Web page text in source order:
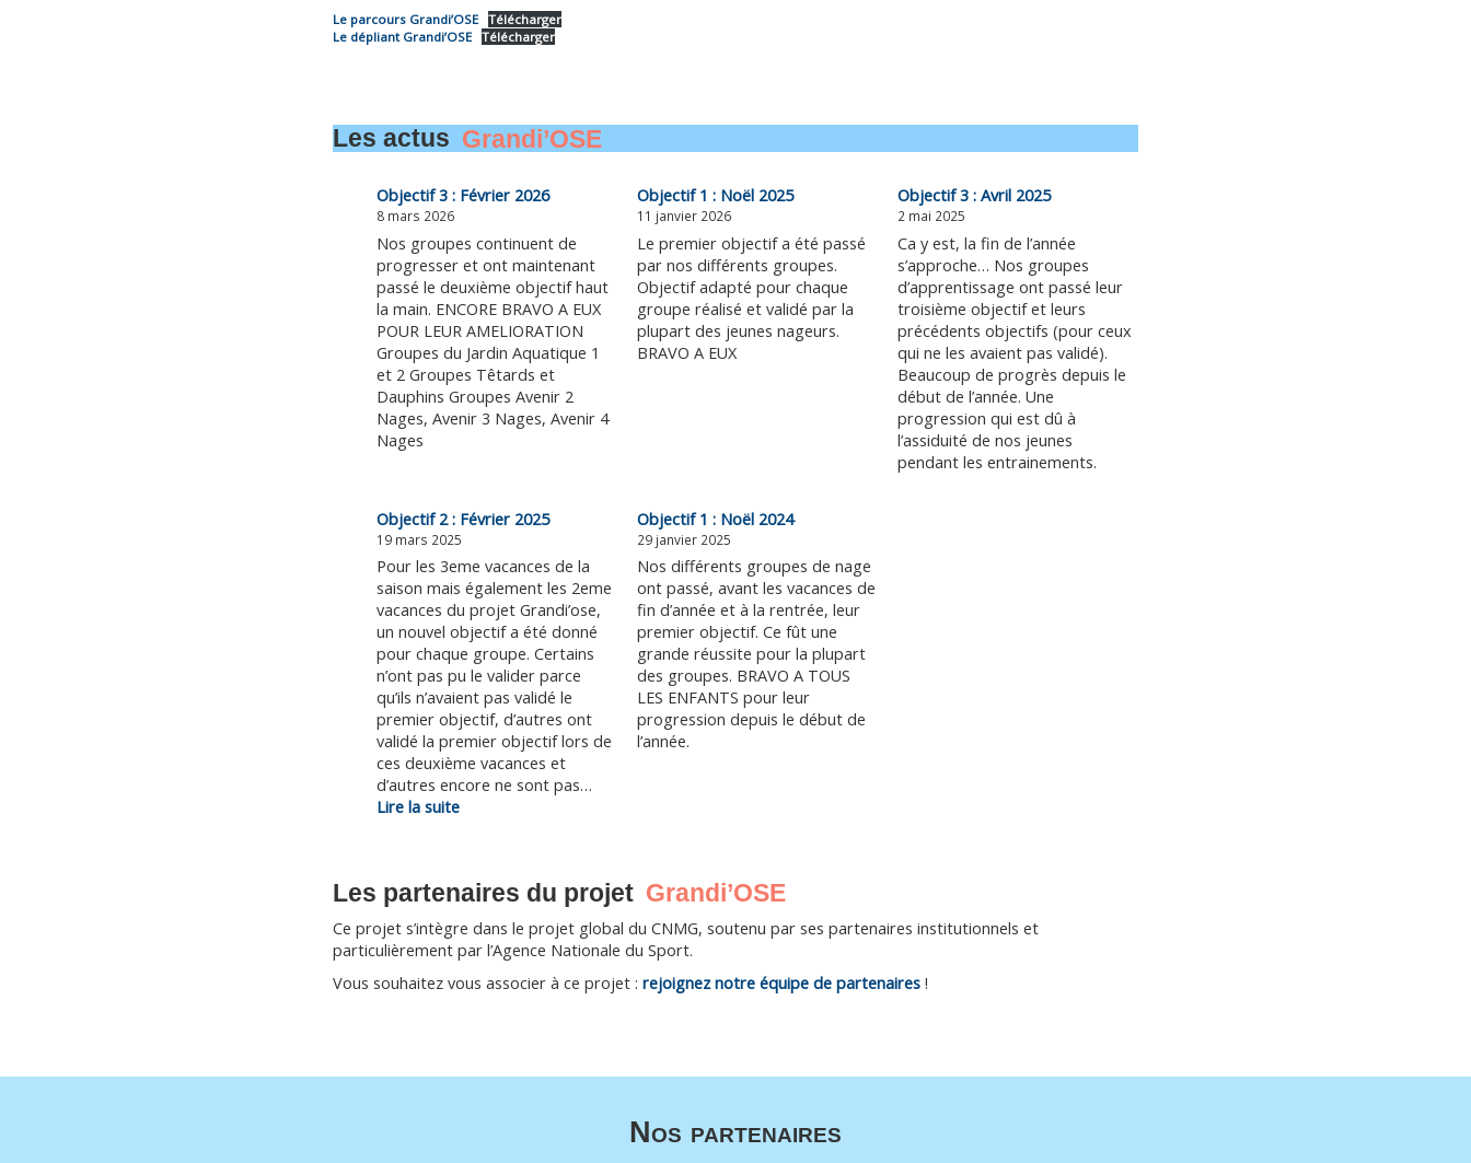
Le parcours Grandi’OSE Télécharger
Le dépliant Grandi’OSE Télécharger
Les actus Grandi’OSE
Objectif 3 : Février 2026
8 mars 2026
Nos groupes continuent de
progresser et ont maintenant
passé le deuxième objectif haut
la main. ENCORE BRAVO A EUX
POUR LEUR AMELIORATION
Groupes du Jardin Aquatique 1
et 2 Groupes Têtards et
Dauphins Groupes Avenir 2
Nages, Avenir 3 Nages, Avenir 4
Nages
Objectif 1 : Noël 2025
11 janvier 2026
Le premier objectif a été passé
par nos différents groupes.
Objectif adapté pour chaque
groupe réalisé et validé par la
plupart des jeunes nageurs.
BRAVO A EUX
Objectif 3 : Avril 2025
2 mai 2025
Ca y est, la fin de l’année
s’approche… Nos groupes
d’apprentissage ont passé leur
troisième objectif et leurs
précédents objectifs (pour ceux
qui ne les avaient pas validé).
Beaucoup de progrès depuis le
début de l’année. Une
progression qui est dû à
l’assiduité de nos jeunes
pendant les entrainements.
Objectif 2 : Février 2025
19 mars 2025
Pour les 3eme vacances de la
saison mais également les 2eme
vacances du projet Grandi’ose,
un nouvel objectif a été donné
pour chaque groupe. Certains
n’ont pas pu le valider parce
qu’ils n’avaient pas validé le
premier objectif, d’autres ont
validé la premier objectif lors de
ces deuxième vacances et
d’autres encore ne sont pas…
Lire la suite:
Février
Objectif 1 : Noël 2024
29 janvier 2025
Nos différents groupes de nage
ont passé, avant les vacances de
fin d’année et à la rentrée, leur
premier objectif. Ce fût une
grande réussite pour la plupart
des groupes. BRAVO A TOUS
LES ENFANTS pour leur
progression depuis le début de
l’année.
Les partenaires du projet Grandi’OSE
Ce projet s’intègre dans le projet global du CNMG, soutenu par ses partenaires institutionnels et
particulièrement par l’Agence Nationale du Sport.
Vous souhaitez vous associer à ce projet : rejoignez notre équipe de partenaires !
Nos partenaires